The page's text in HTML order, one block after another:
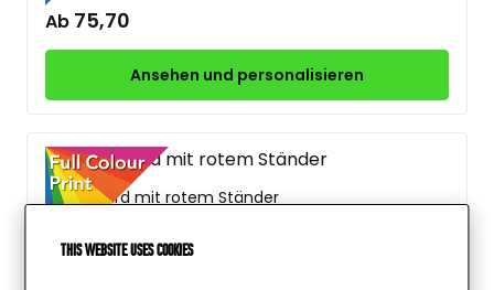
This website uses cookies
Ab 75,70
Ansehen und personalisieren
Glas award mit rotem Ständer
1 Größe